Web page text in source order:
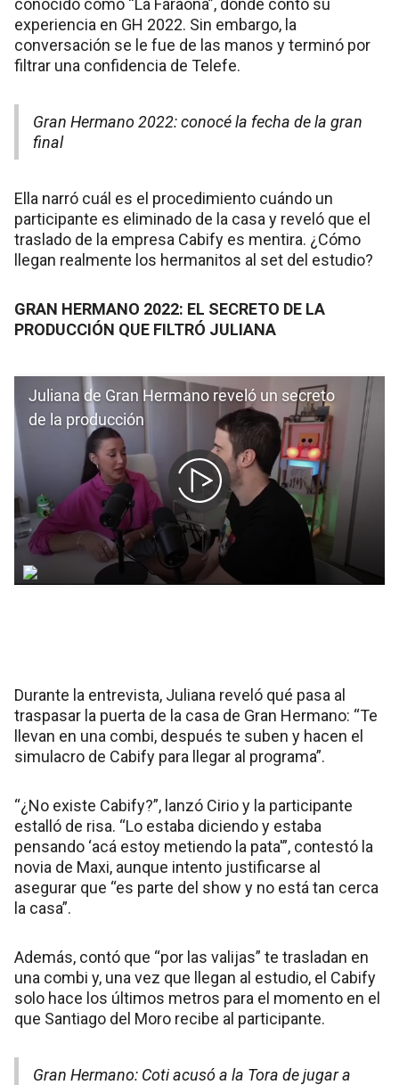
conocido como “La Faraona”, donde contó su
experiencia en GH 2022. Sin embargo, la
conversación se le fue de las manos y terminó por
filtrar una confidencia de Telefe.
Gran Hermano 2022: conocé la fecha de la gran
final
Ella narró cuál es el procedimiento cuándo un
participante es eliminado de la casa y reveló que el
traslado de la empresa Cabify es mentira. ¿Cómo
llegan realmente los hermanitos al set del estudio?
GRAN HERMANO 2022: EL SECRETO DE LA
PRODUCCIÓN QUE FILTRÓ JULIANA
Durante la entrevista, Juliana reveló qué pasa al
traspasar la puerta de la casa de Gran Hermano: “Te
llevan en una combi, después te suben y hacen el
simulacro de Cabify para llegar al programa”.
“¿No existe Cabify?”, lanzó Cirio y la participante
estalló de risa. “Lo estaba diciendo y estaba
pensando ‘acá estoy metiendo la pata'”, contestó la
novia de Maxi, aunque intento justificarse al
asegurar que “es parte del show y no está tan cerca
la casa”.
Además, contó que “por las valijas” te trasladan en
una combi y, una vez que llegan al estudio, el Cabify
solo hace los últimos metros para el momento en el
que Santiago del Moro recibe al participante.
Gran Hermano: Coti acusó a la Tora de jugar a